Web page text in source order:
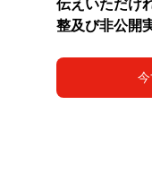
整及び非公開